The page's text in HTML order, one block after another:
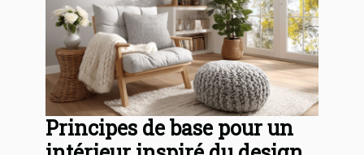
Principes de base pour un